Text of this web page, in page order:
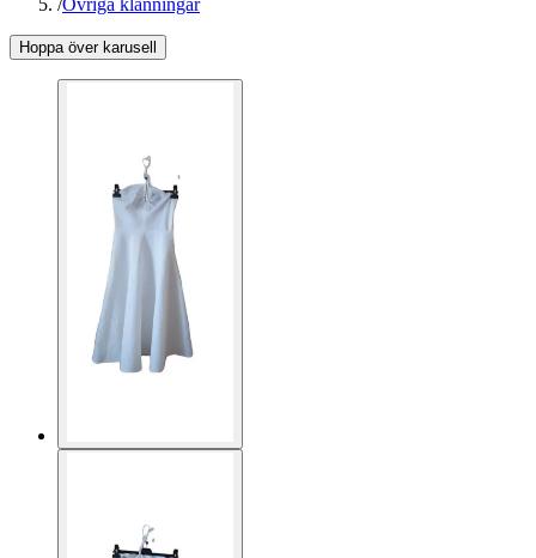
/Övriga klänningar
Hoppa över karusell